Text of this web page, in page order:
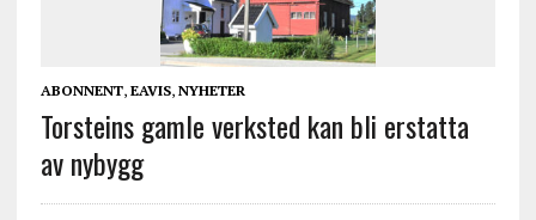
ABONNENT, EAVIS, NYHETER
Torsteins gamle verksted kan bli erstatta
av nybygg